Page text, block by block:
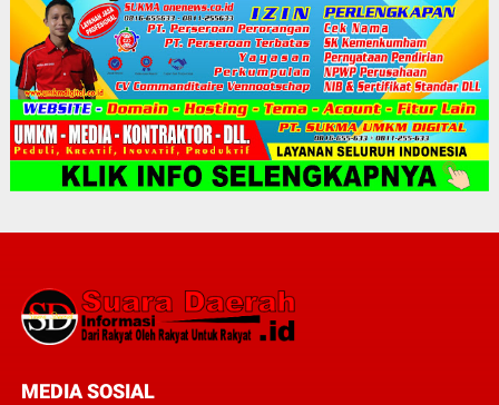
MEDIA SOSIAL